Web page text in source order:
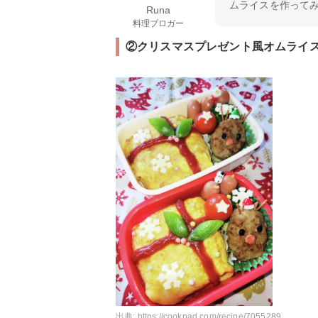
Runa
料理ブロガー
ムライスを作って
②クリスマスプレゼント風オムライ